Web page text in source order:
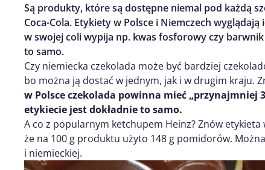
Są produkty, które są dostępne niemal pod każdą
Coca-Cola. Etykiety w Polsce i Niemczech wyglądają
w swojej coli wypija np. kwas fosforowy czy
to samo.
Czy niemiecka czekolada może być bardziej
bo można ją dostać w jednym, jak i w drugim kraju.
w Polsce czekolada powinna mieć „przynajmniej
etykiecie jest dokładnie to samo.
A co z popularnym ketchupem Heinz? Znów
że na 100 g produktu użyto 148 g pomidorów.
i niemieckiej.